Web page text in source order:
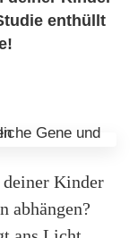
enthüllt
deiner Kinder
abhängen?